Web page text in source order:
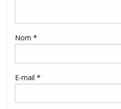
Nom *
E-mail *